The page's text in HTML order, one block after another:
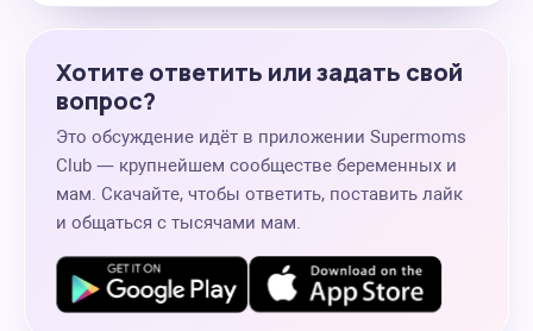
Хотите ответить или задать свой
вопрос?
Это обсуждение идёт в приложении Supermoms
Club — крупнейшем сообществе беременных и
мам. Скачайте, чтобы ответить, поставить лайк
и общаться с тысячами мам.